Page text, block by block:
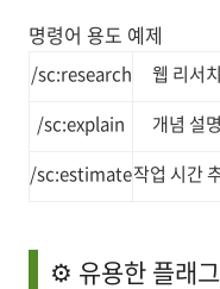
명령어 용도 예제
/sc:research 웹 리서치
/sc:explain
개념 설명
/sc:estimate작업 시간
⚙️ 유용한 플래